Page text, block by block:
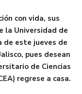
con vida, sus
la Universidad de
de este jueves de
pues desean
de Ciencias
regrese a casa.